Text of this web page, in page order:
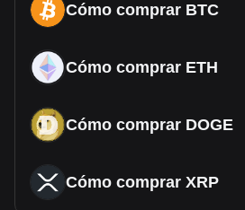
Cómo comprar BTC
Cómo comprar ETH
Cómo comprar DOGE
Cómo comprar XRP